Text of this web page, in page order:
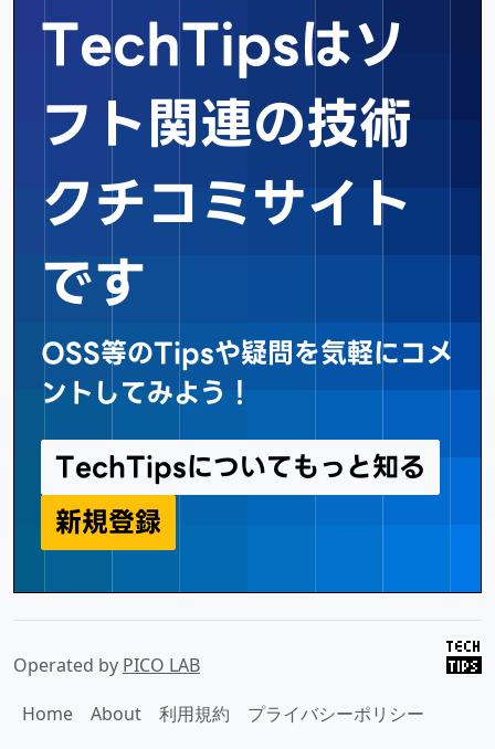
TechTipsはソ
フト関連の技術
クチコミサイト
です
OSS等のTipsや疑問を気軽にコメ
ントしてみよう！
TechTipsについてもっと知る
新規登録
Operated by PICO LAB
Home
About 利用規約 プライバシーポリシー